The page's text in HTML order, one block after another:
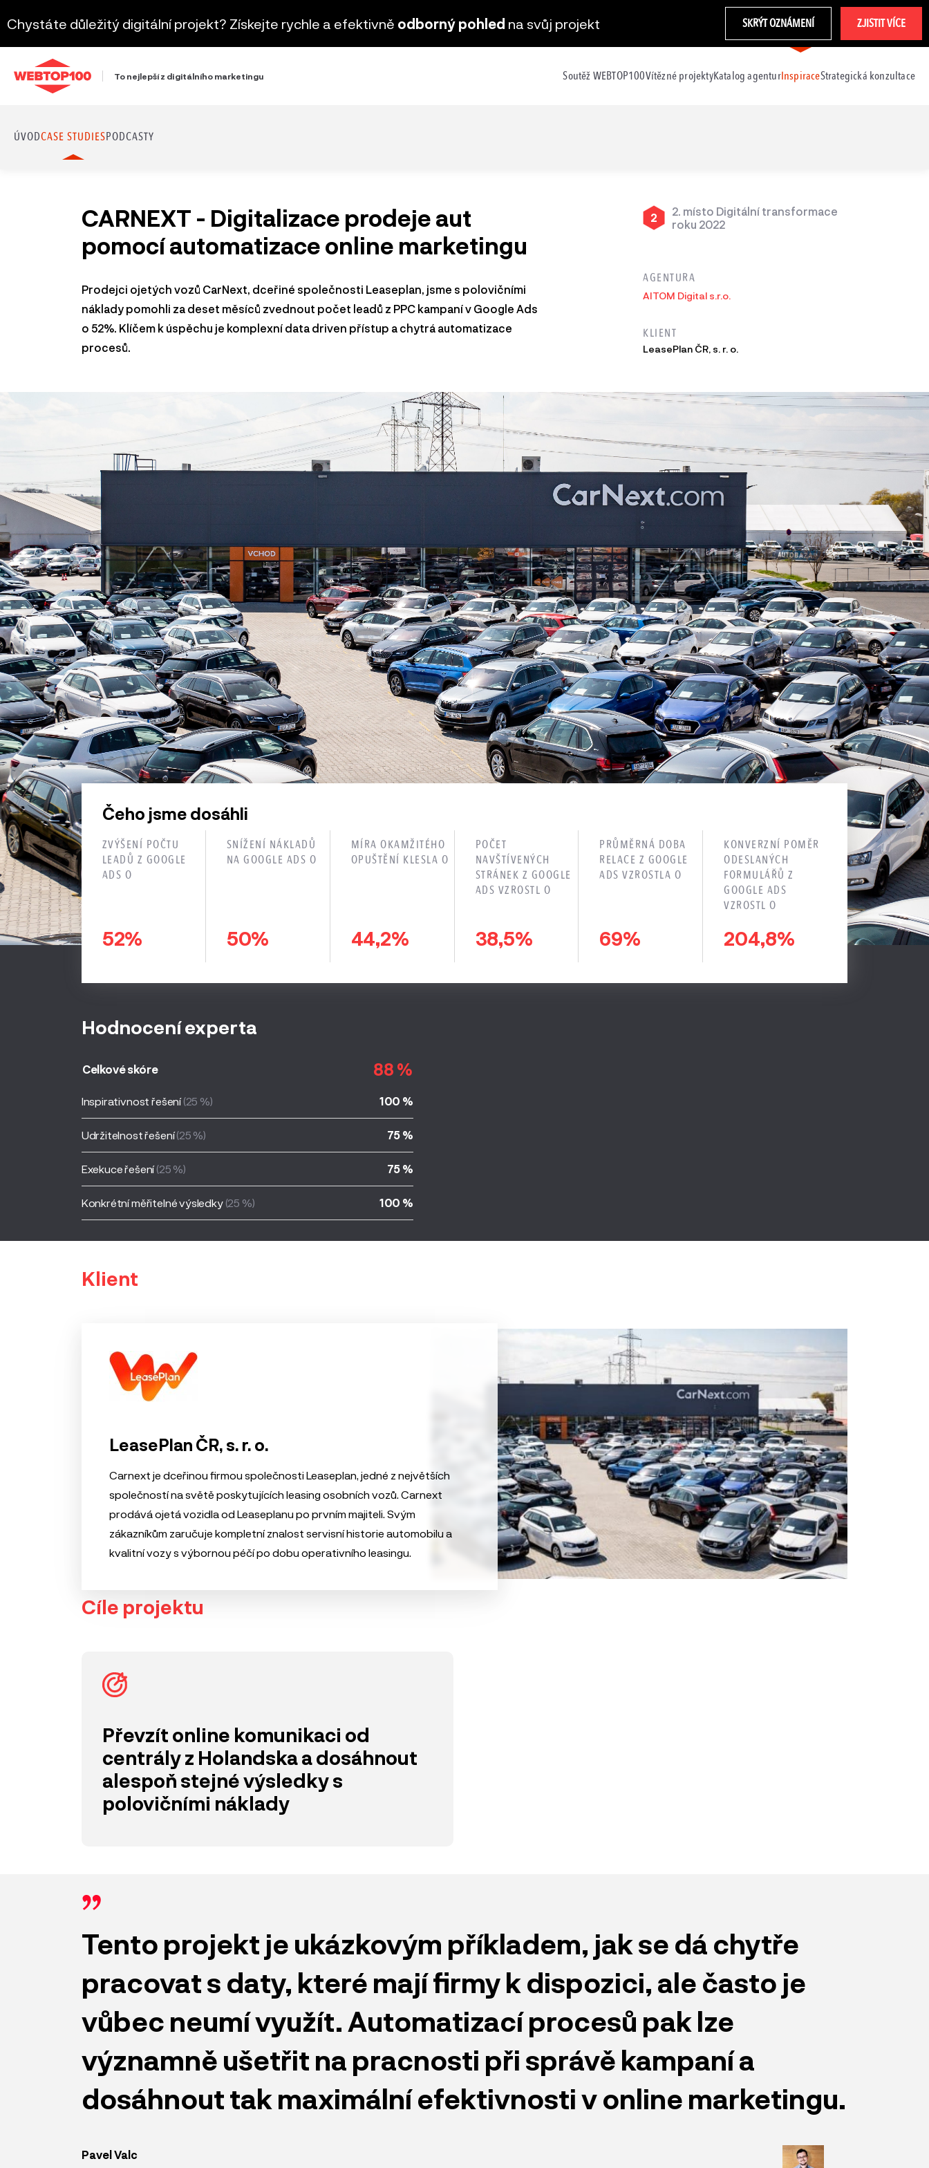
Chystáte důležitý digitální projekt? Získejte rychle a efektivně odborný pohled na svůj projekt SKRÝT OZNÁMENÍ ZJISTIT VÍCE
To nejlepší z digitálního marketingu Soutěž WEBTOP100Vítězné projektyKatalog agenturInspiraceStrategická konzultace
ÚVODCASE STUDIESPODCASTY
CARNEXT - Digitalizace prodeje aut
pomocí automatizace online marketingu
Prodejci ojetých vozů CarNext, dceřiné společnosti Leaseplan, jsme s polovičními
náklady pomohli za deset měsíců zvednout počet leadů z PPC kampaní v Google Ads
o 52%. Klíčem k úspěchu je komplexní data driven přístup a chytrá automatizace
procesů.
2
2. místo Digitální transformace
roku 2022
AGENTURA
AITOM Digital s.r.o.
KLIENT
LeasePlan ČR, s. r. o.
Čeho jsme dosáhli
ZVÝŠENÍ POČTU
LEADŮ Z GOOGLE
ADS O
52%
SNÍŽENÍ NÁKLADŮ
NA GOOGLE ADS O
50%
MÍRA OKAMŽITÉHO
OPUŠTĚNÍ KLESLA O
44,2%
POČET
NAVŠTÍVENÝCH
STRÁNEK Z GOOGLE
ADS VZROSTL O
38,5%
PRŮMĚRNÁ DOBA
RELACE Z GOOGLE
ADS VZROSTLA O
69%
KONVERZNÍ POMĚR
ODESLANÝCH
FORMULÁŘŮ Z
GOOGLE ADS
VZROSTL O
204,8%
Hodnocení experta
Celkové skóre 88 %
Inspirativnost řešení(25 %) 100 %
Udržitelnost řešení(25 %) 75 %
Exekuce řešení(25 %) 75 %
Konkrétní měřitelné výsledky (25 %) 100 %
Klient
LeasePlan ČR, s. r. o.
Carnext je dceřinou firmou společnosti Leaseplan, jedné z největších
společností na světě poskytujících leasing osobních vozů. Carnext
prodává ojetá vozidla od Leaseplanu po prvním majiteli. Svým
zákazníkům zaručuje kompletní znalost servisní historie automobilu a
kvalitní vozy s výbornou péčí po dobu operativního leasingu.
Cíle projektu
Převzít online komunikaci od
centrály z Holandska a dosáhnout
alespoň stejné výsledky s
polovičními náklady
Tento projekt je ukázkovým příkladem, jak se dá chytře
pracovat s daty, které mají firmy k dispozici, ale často je
vůbec neumí využít. Automatizací procesů pak lze
významně ušetřit na pracnosti při správě kampaní a
dosáhnout tak maximální efektivnosti v online marketingu.
Pavel Valc